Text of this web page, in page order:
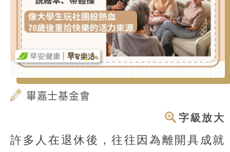
畢嘉士基金會
字級放大
許多人在退休後，往往因為離開具成就